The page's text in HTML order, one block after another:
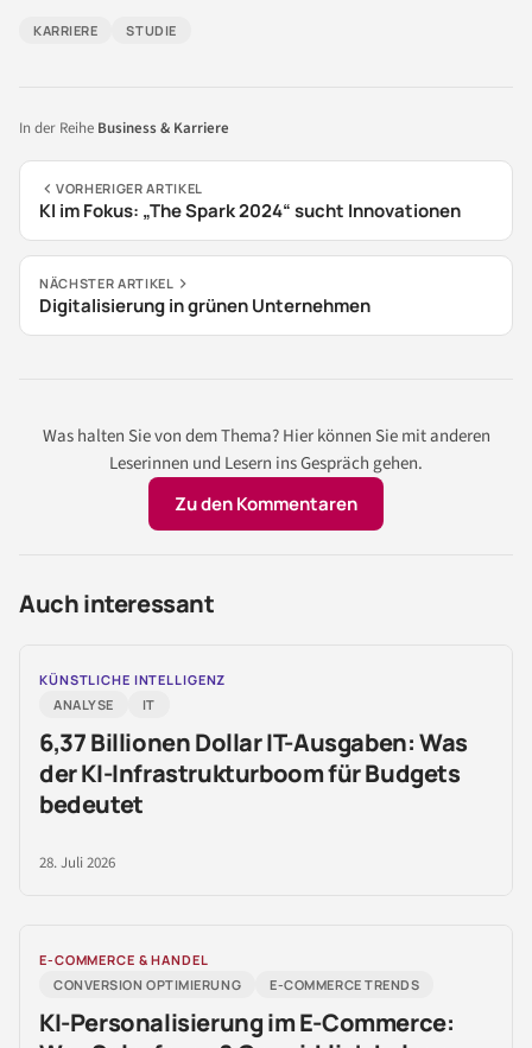
KARRIERE STUDIE
In der Reihe Business & Karriere
VORHERIGER ARTIKEL
KI im Fokus: „The Spark 2024“ sucht Innovationen
NÄCHSTER ARTIKEL
Digitalisierung in grünen Unternehmen
Was halten Sie von dem Thema? Hier können Sie mit anderen
Leserinnen und Lesern ins Gespräch gehen.
Zu den Kommentaren
Auch interessant
KÜNSTLICHE INTELLIGENZ
ANALYSE
IT
6,37 Billionen Dollar IT-Ausgaben: Was
der KI-Infrastrukturboom für Budgets
bedeutet
28. Juli 2026
E-COMMERCE & HANDEL
CONVERSION OPTIMIERUNG
E-COMMERCE TRENDS
KI-Personalisierung im E-Commerce: